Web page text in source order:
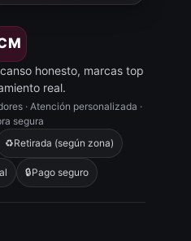
honesto, marcas top
real.
· Atención personalizada ·
segura
♻️Retirada (según zona)
🔒Pago seguro